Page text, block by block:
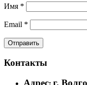
Имя *
Email *
Контакты
Адрес: г.